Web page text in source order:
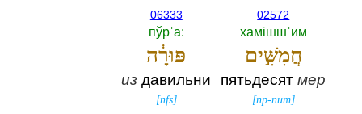
02572
хамiшшˈим
חֲמִשִּׁ֣ים
пятьдесятмер
[np-num]
06333
пўрˈа:‎
פּוּרָ֔ה
из давильни
[nfs]